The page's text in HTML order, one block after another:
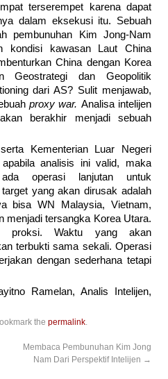
terserempet karena dapat
dalam eksekusi itu. Sebuah
pembunuhan Kim Jong-Nam
kondisi kawasan Laut China
China dengan Korea
Geostrategi dan Geopolitik
dari AS? Sulit menjawab,
proxy war. Analisa intelijen
berakhir menjadi sebuah
Kementerian Luar Negeri
analisis ini valid, maka
operasi lanjutan untuk
yang akan dirusak adalah
bisa WN Malaysia, Vietnam,
menjadi tersangka Korea Utara.
proksi. Waktu yang akan
terbukti sama sekali. Operasi
dengan sederhana tetapi
Ramelan, Analis Intelijen,
the permalink
Membaca Pembunuhan Kim Jong
Nam Dari Perspektif Intelijen →